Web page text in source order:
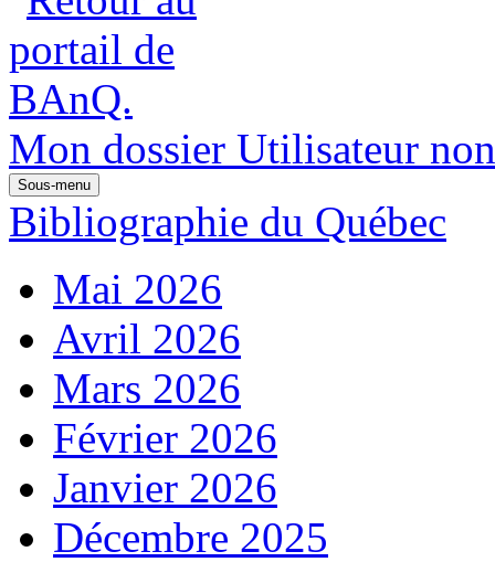
Mon dossier Utilisateur
Sous-menu
Bibliographie du Québec
Mai 2026
Avril 2026
Mars 2026
Février 2026
Janvier 2026
Décembre 2025